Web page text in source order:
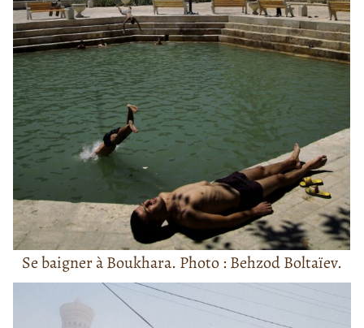
Se baigner à Boukhara. Photo : Behzod Boltaïev.